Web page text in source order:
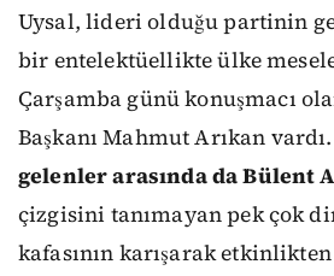
Uysal, lideri olduğu partinin
bir entelektüellikte ülke
Çarşamba günü konuşmacı
Başkanı Mahmut Arıkan vardı.
gelenler arasında da Bülent
çizgisini tanımayan pek çok
kafasının karışarak etkinlikten